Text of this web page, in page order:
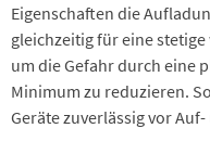
Eigenschaften die
gleichzeitig für eine
um die Gefahr durch eine
Minimum zu reduzieren.
Geräte zuverlässig vor